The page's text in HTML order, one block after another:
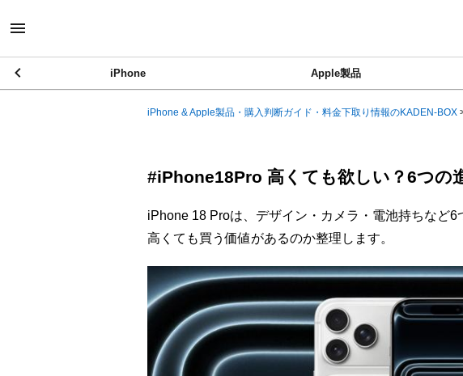
iPhone Apple製品
iPhone & Apple製品・購入判断ガイド・料金下取り情報のKADEN-BOX
#iPhone18Pro 高くても欲しい？6つの
iPhone 18 Proは、デザイン・カメラ・電池持ちなど6
高くても買う価値があるのか整理します。